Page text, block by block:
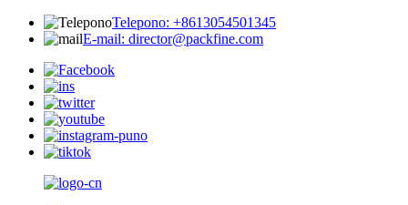
Telepono: +8613054501345
E-mail: director@packfine.com